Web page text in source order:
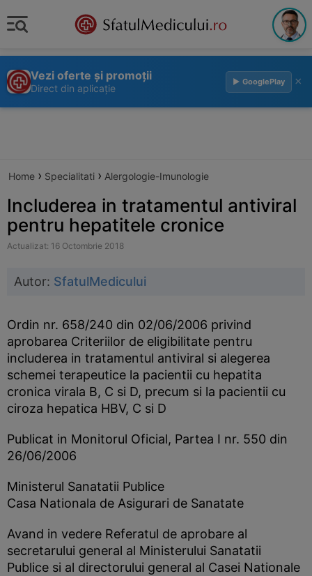
Vezi oferte și promoții
Direct din aplicație
▶ GooglePlay ×
Home › Specialitati › Alergologie-Imunologie
Includerea in tratamentul antiviral
pentru hepatitele cronice
Actualizat: 16 Octombrie 2018
Autor: SfatulMedicului
Ordin nr. 658/240 din 02/06/2006 privind
aprobarea Criteriilor de eligibilitate pentru
includerea in tratamentul antiviral si alegerea
schemei terapeutice la pacientii cu hepatita
cronica virala B, C si D, precum si la pacientii cu
ciroza hepatica HBV, C si D
Publicat in Monitorul Oficial, Partea I nr. 550 din
26/06/2006
Ministerul Sanatatii Publice
Casa Nationala de Asigurari de Sanatate
Avand in vedere Referatul de aprobare al
secretarului general al Ministerului Sanatatii
Publice si al directorului general al Casei Nationale